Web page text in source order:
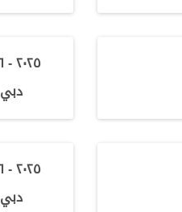
٢٠٢٥ - ٢٠٢٦
دبي
٢٠٢٥ - ٢٠٢٦
دبي